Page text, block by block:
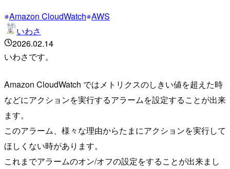
Amazon CloudWatch AWS
いわさ
2026.02.14
いわさです。
Amazon CloudWatch ではメトリクスのしきい値を超えた時
などにアクションを実行するアラームを設定することが出来
ます。
このアラーム、様々な理由からたまにアクションを実行して
ほしくない時があります。
これまでアラームのオン/オフの設定をすることが出来まし